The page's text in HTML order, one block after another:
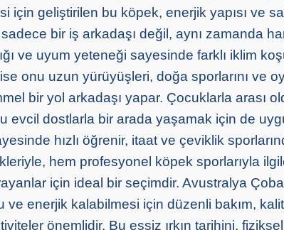
için geliştirilen bu köpek, enerjik yapısı ve
sadece bir iş arkadaşı değil, aynı zamanda
ve uyum yeteneği sayesinde farklı iklim
onu uzun yürüyüşleri, doğa sporlarını ve
bir yol arkadaşı yapar. Çocuklarla arası
evcil dostlarla bir arada yaşamak için de
hızlı öğrenir, itaat ve çeviklik
hem profesyonel köpek sporlarıyla
için ideal bir seçimdir. Avustralya
ve enerjik kalabilmesi için düzenli bakım,
önemlidir. Bu eşsiz ırkın tarihini, fiziksel